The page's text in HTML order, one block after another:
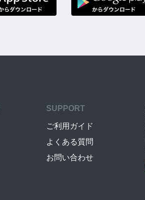
SUPPORT
ご利用ガイド
よくある質問
お問い合わせ